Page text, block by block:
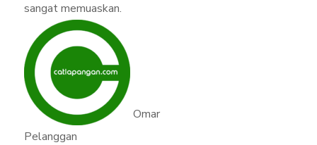
sangat memuaskan.
Omar
Pelanggan